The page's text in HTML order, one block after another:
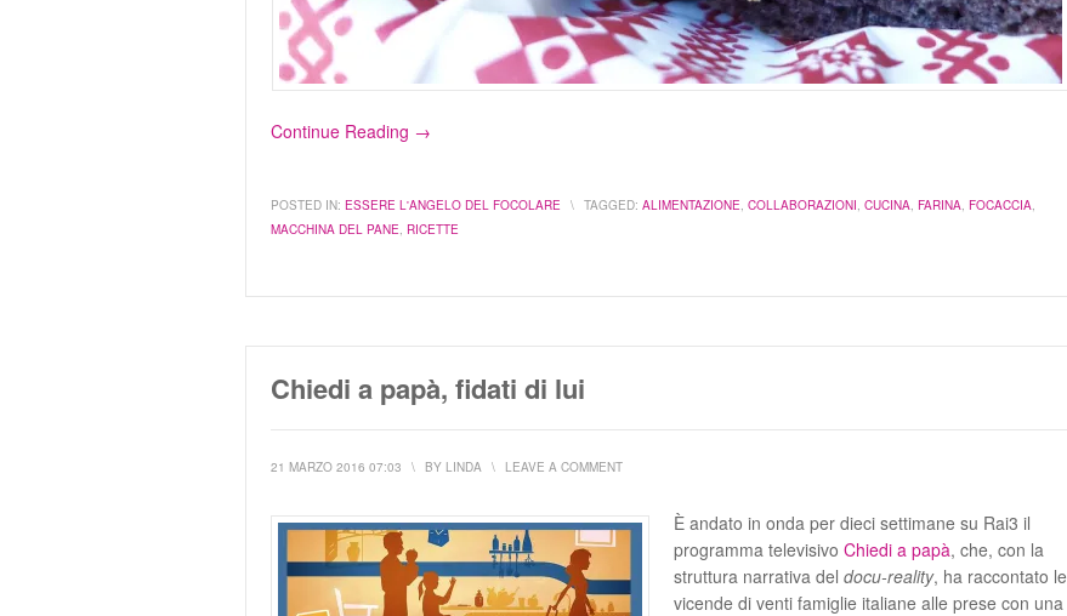
Continue Reading →
POSTED IN: ESSERE L'ANGELO DEL FOCOLARE \ TAGGED: ALIMENTAZIONE, COLLABORAZIONI, CUCINA, FARINA, FOCACCIA,
MACCHINA DEL PANE, RICETTE
Chiedi a papà, fidati di lui
21 MARZO 2016 07:03 \ BY LINDA \ LEAVE A COMMENT
È andato in onda per dieci settimane su Rai3 il
programma televisivo Chiedi a papà, che, con la
struttura narrativa del docu-reality, ha raccontato le
vicende di venti famiglie italiane alle prese con una